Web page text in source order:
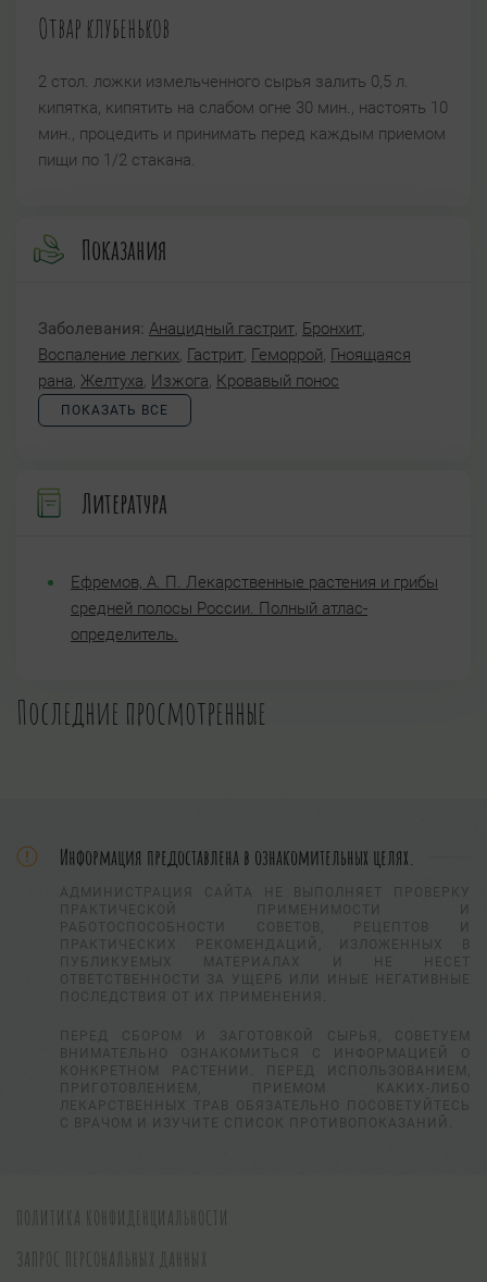
Отвар клубеньков
2 стол. ложки измельченного сырья залить 0,5 л.
кипятка, кипятить на слабом огне 30 мин., настоять 10
мин., процедить и принимать перед каждым приемом
пищи по 1/2 стакана.
Показания
Заболевания: Анацидный гастрит, Бронхит,
Воспаление легких, Гастрит, Геморрой, Гноящаяся
рана, Желтуха, Изжога, Кровавый понос
ПОКАЗАТЬ ВСЕ
Литература
Ефремов, А. П. Лекарственные растения и грибы
средней полосы России. Полный атлас-
определитель.
Последние просмотренные
Информация предоставлена в ознакомительных целях.
АДМИНИСТРАЦИЯ САЙТА НЕ ВЫПОЛНЯЕТ ПРОВЕРКУ
ПРАКТИЧЕСКОЙ ПРИМЕНИМОСТИ И
РАБОТОСПОСОБНОСТИ СОВЕТОВ, РЕЦЕПТОВ И
ПРАКТИЧЕСКИХ РЕКОМЕНДАЦИЙ, ИЗЛОЖЕННЫХ В
ПУБЛИКУЕМЫХ МАТЕРИАЛАХ И НЕ НЕСЕТ
ОТВЕТСТВЕННОСТИ ЗА УЩЕРБ ИЛИ ИНЫЕ НЕГАТИВНЫЕ
ПОСЛЕДСТВИЯ ОТ ИХ ПРИМЕНЕНИЯ.
ПЕРЕД СБОРОМ И ЗАГОТОВКОЙ СЫРЬЯ, СОВЕТУЕМ
ВНИМАТЕЛЬНО ОЗНАКОМИТЬСЯ С ИНФОРМАЦИЕЙ О
КОНКРЕТНОМ РАСТЕНИИ. ПЕРЕД ИСПОЛЬЗОВАНИЕМ,
ПРИГОТОВЛЕНИЕМ, ПРИЕМОМ КАКИХ-ЛИБО
ЛЕКАРСТВЕННЫХ ТРАВ ОБЯЗАТЕЛЬНО ПОСОВЕТУЙТЕСЬ
С ВРАЧОМ И ИЗУЧИТЕ СПИСОК ПРОТИВОПОКАЗАНИЙ.
ПОЛИТИКА КОНФИДЕНЦИАЛЬНОСТИ
ЗАПРОС ПЕРСОНАЛЬНЫХ ДАННЫХ